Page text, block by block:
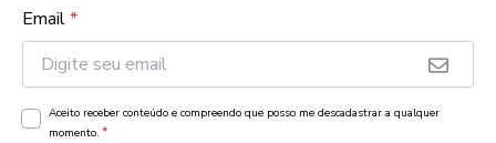
Email*
Aceito receber conteúdo e compreendo que posso me descadastrar a qualquer
momento. *